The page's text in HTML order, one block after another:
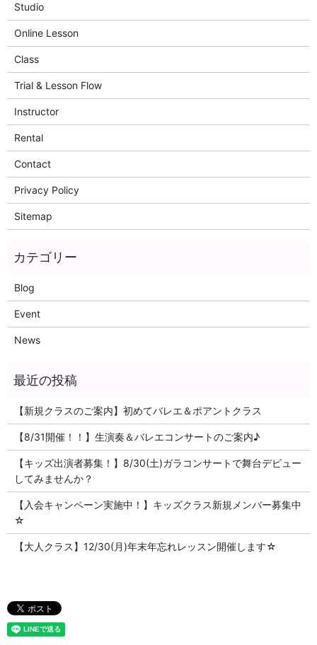
Studio
Online Lesson
Class
Trial & Lesson Flow
Instructor
Rental
Contact
Privacy Policy
Sitemap
Blog
Event
News
【新規クラスのご案内】初めてバレエ＆ポアントクラス
【8/31開催！！】生演奏＆バレエコンサートのご案内♪
【キッズ出演者募集！】8/30(土)ガラコンサートで舞台デビュー
してみませんか？
【入会キャンペーン実施中！】キッズクラス新規メンバー募集中
☆
【大人クラス】12/30(月)年末年忘れレッスン開催します☆